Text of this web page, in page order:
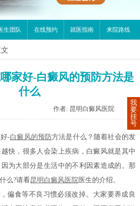
生团队 在线预约 就医指南 来院路线
家好-白癜风的预防方法是
什么
作者: 昆明白癜风医院
-白癜风的预防方法是什么？随着社会的发
快，很多人会染上疾病，白癜风就是其中
为大部分是生活中的不利因素造成的。那
么?请看昆明白癜风医院 医生的介绍。
食等不良习惯必须改掉。大家要养成良
我
要
挂
号